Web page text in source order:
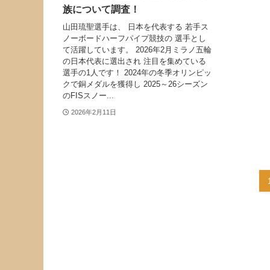
族について調査！
山田琉聖選手は、 日本を代表する 若手ス
ノーボードハーフパイプ競技の 選手とし
て活躍しています。 2026年2月ミラノ五輪
の日本代表に選出され 注目を集めている
選手の1人です！ 2024年の冬季オリンピッ
クで銅メダルを獲得し 2025～26シーズン
のFISスノー...
2026年2月11日
1